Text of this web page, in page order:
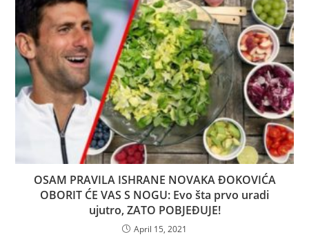
OSAM PRAVILA ISHRANE NOVAKA ĐOKOVIĆA
OBORIT ĆE VAS S NOGU: Evo šta prvo uradi
ujutro, ZATO POBJEĐUJE!
April 15, 2021